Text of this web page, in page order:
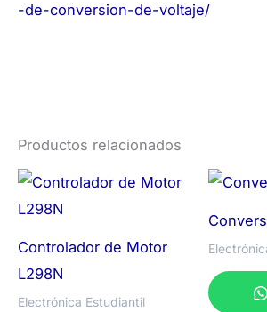
-de-conversion-de-voltaje/
Productos relacionados
Controlador de Motor
L298N
Electrónica Estudiantil